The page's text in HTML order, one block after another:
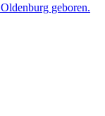
geboren.